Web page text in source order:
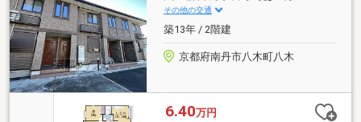
その他の交通
築13年 / 2階建
京都府南丹市八木町八木
6.40万円